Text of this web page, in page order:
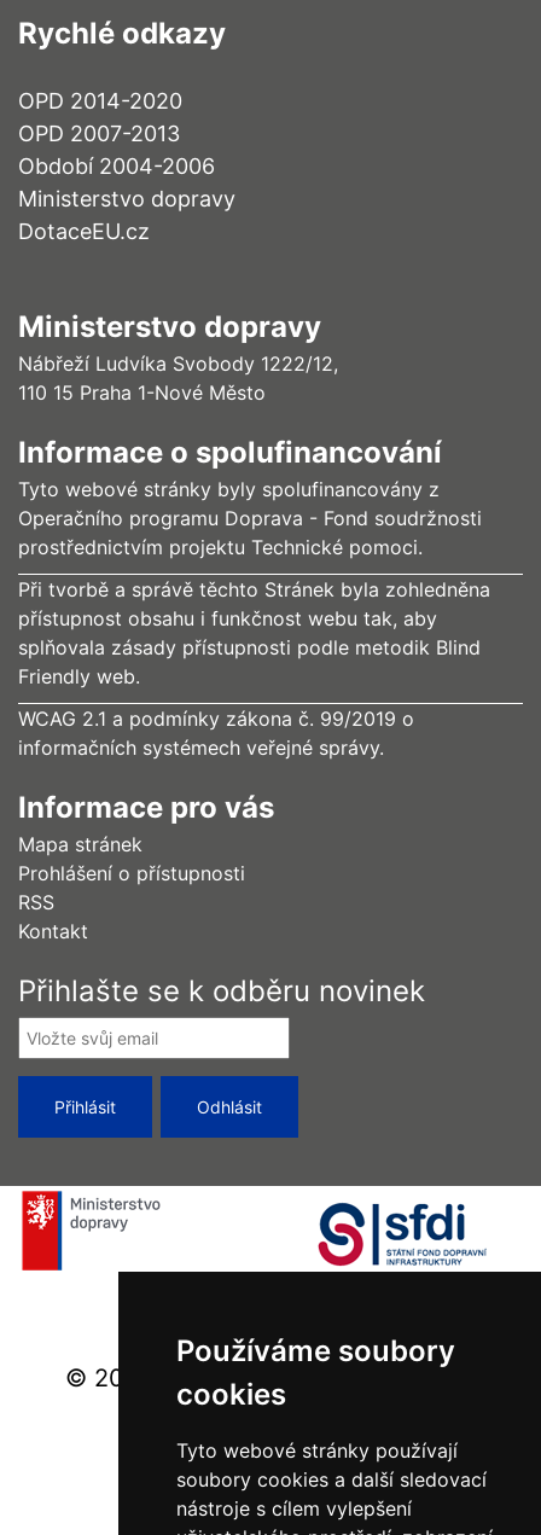
Používáme soubory
cookies
Tyto webové stránky používají
soubory cookies a další sledovací
nástroje s cílem vylepšení
Rychlé odkazy
OPD 2014-2020
OPD 2007-2013
Období 2004-2006
Ministerstvo dopravy
DotaceEU.cz
Ministerstvo dopravy
Nábřeží Ludvíka Svobody 1222/12,
110 15 Praha 1-Nové Město
Informace o spolufinancování
Tyto webové stránky byly spolufinancovány z
Operačního programu Doprava - Fond soudržnosti
prostřednictvím projektu Technické pomoci.
Při tvorbě a správě těchto Stránek byla zohledněna
přístupnost obsahu i funkčnost webu tak, aby
splňovala zásady přístupnosti podle metodik Blind
Friendly web.
WCAG 2.1 a podmínky zákona č. 99/2019 o
informačních systémech veřejné správy.
Informace pro vás
Mapa stránek
Prohlášení o přístupnosti
RSS
Kontakt
Přihlašte se k odběru novinek
© 2026 Ministerstvo dopravy - Všechna